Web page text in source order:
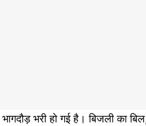
भरी हो गई है। बिजली का